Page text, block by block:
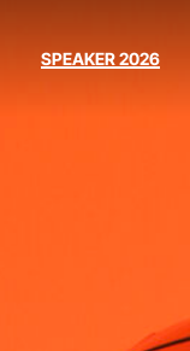
SPEAKER 2026